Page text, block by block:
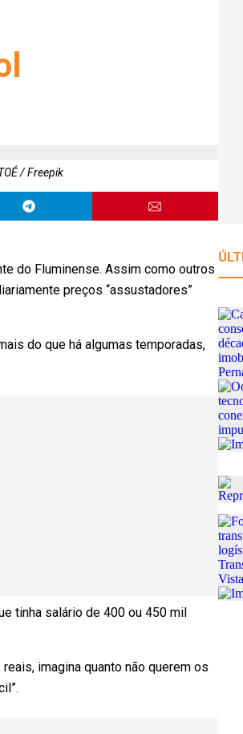
/ Freepik
do Fluminense. Assim como outros
preços “assustadores”
do que há algumas temporadas,
tinha salário de 400 ou 450 mil
imagina quanto não querem os